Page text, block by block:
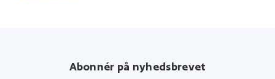
Abonnér på nyhedsbrevet